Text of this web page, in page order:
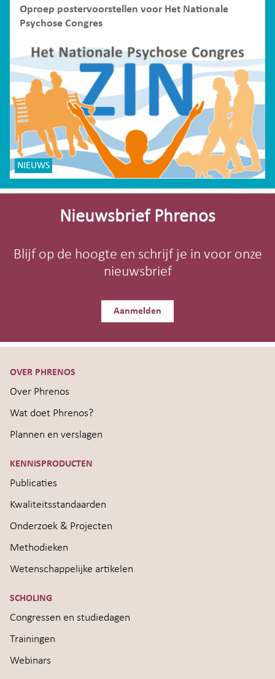
Oproep postervoorstellen voor Het Nationale
Psychose Congres
NIEUWS
Site-
Nieuwsbrief Phrenos
Blijf op de hoogte en schrijf je in voor onze
nieuwsbrief
Aanmelden
OVER PHRENOS
Over Phrenos
Wat doet Phrenos?
Plannen en verslagen
KENNISPRODUCTEN
Publicaties
Kwaliteitsstandaarden
Onderzoek & Projecten
Methodieken
Wetenschappelijke artikelen
SCHOLING
Congressen en studiedagen
Trainingen
Webinars